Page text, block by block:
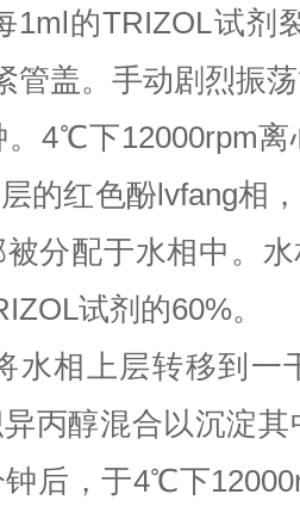
1ml的TRIZOL试剂
管盖。手动剧烈振
4℃下12000rpm离
的红色酚lvfang相
被分配于水相中。
试剂的60%。
水相上层转移到一
丙醇混合以沉淀其
后，于4℃下